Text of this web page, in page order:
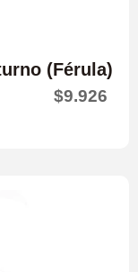
(Férula)
$9.926